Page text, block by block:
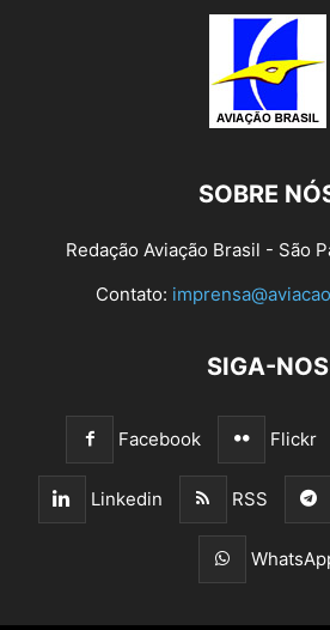
SOBRE
Redação Aviação Brasil - São
Contato:
SIGA-NOS
Facebook Flickr
Linkedin RSS